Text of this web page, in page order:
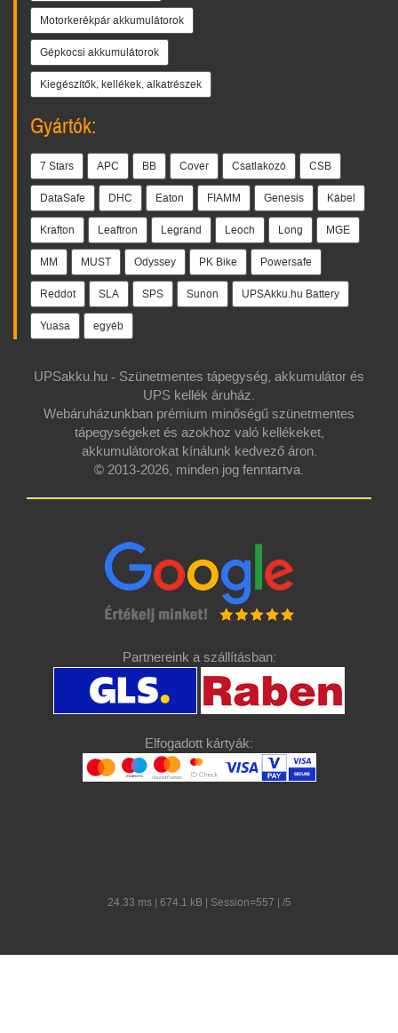
Motorkerékpár akkumulátorok
Gépkocsi akkumulátorok
Kiegészítők, kellékek, alkatrészek
Gyártók:
7 Stars APC BB Cover Csatlakozó CSB
DataSafe DHC Eaton FIAMM Genesis Kábel
Krafton Leaftron Legrand Leoch Long MGE
MM MUST Odyssey PK Bike Powersafe
Reddot SLA SPS Sunon UPSAkku.hu Battery
Yuasa egyéb
UPSakku.hu - Szünetmentes tápegység, akkumulátor és
UPS kellék áruház.
Webáruházunkban prémium minőségű szünetmentes
tápegységeket és azokhoz való kellékeket,
akkumulátorokat kínálunk kedvező áron.
© 2013-2026, minden jog fenntartva.
Partnereink a szállításban:
Elfogadott kártyák:
24.33 ms | 674.1 kB | Session=557 | /5